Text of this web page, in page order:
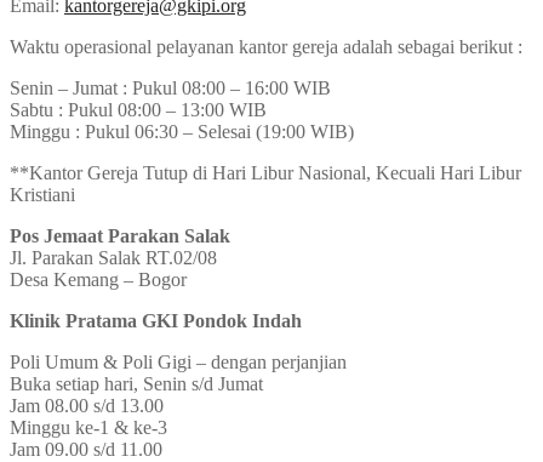
Email: kantorgereja@gkipi.org
Waktu operasional pelayanan kantor gereja adalah sebagai berikut :
Senin – Jumat : Pukul 08:00 – 16:00 WIB
Sabtu : Pukul 08:00 – 13:00 WIB
Minggu : Pukul 06:30 – Selesai (19:00 WIB)
**Kantor Gereja Tutup di Hari Libur Nasional, Kecuali Hari Libur
Kristiani
Pos Jemaat Parakan Salak
Jl. Parakan Salak RT.02/08
Desa Kemang – Bogor
Klinik Pratama GKI Pondok Indah
Poli Umum & Poli Gigi – dengan perjanjian
Buka setiap hari, Senin s/d Jumat
Jam 08.00 s/d 13.00
Minggu ke-1 & ke-3
Jam 09.00 s/d 11.00